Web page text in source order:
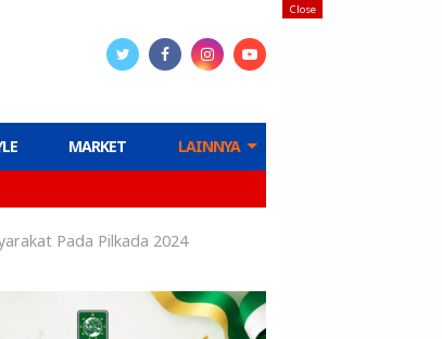
MARKET LAINNYA
Close
Pada Pilkada 2024